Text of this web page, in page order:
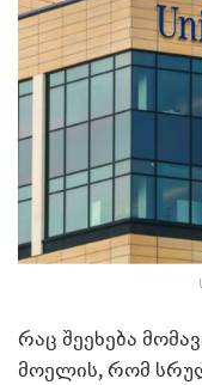
რაც შეეხება
მოელის, რომ